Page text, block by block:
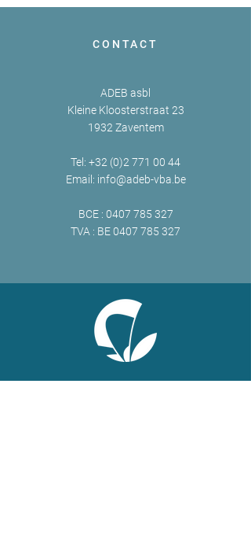
CONTACT
ADEB asbl
Kleine Kloosterstraat 23
1932 Zaventem
Tel: +32 (0)2 771 00 44
Email: info@adeb-vba.be
BCE : 0407 785 327
TVA : BE0407 785 327